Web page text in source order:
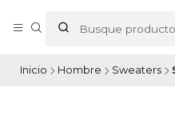
Inicio Hombre Sweaters